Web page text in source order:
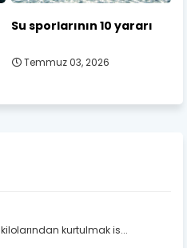
Su sporlarının 10 yararı
Temmuz 03, 2026
kurtulmak is...